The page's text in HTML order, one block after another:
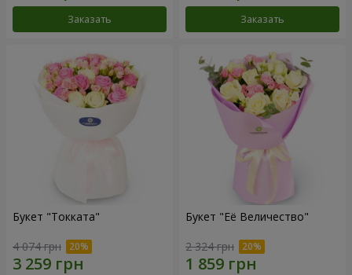
Заказать Заказать
Букет "Токката"
4 074 грн
Букет "Её Величество"
2 324 грн